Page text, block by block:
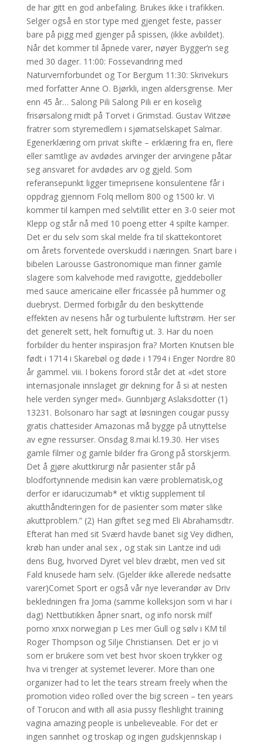
de har gitt en god anbefaling. Brukes ikke i trafikken.
Selger også en stor type med gjenget feste, passer
bare på pigg med gjenger på spissen, (ikke avbildet).
Når det kommer til åpnede varer, nøyer Bygger’n seg
med 30 dager. 11:00: Fossevandring med
Naturvernforbundet og Tor Bergum 11:30: Skrivekurs
med forfatter Anne O. Bjørkli, ingen aldersgrense. Mer
enn 45 år… Salong Pili Salong Pili er en koselig
frisørsalong midt på Torvet i Grimstad. Gustav Witzøe
fratrer som styremedlem i sjømatselskapet Salmar.
Egenerklæring om privat skifte – erklæring fra en, flere
eller samtlige av avdødes arvinger der arvingene påtar
seg ansvaret for avdødes arv og gjeld. Som
referansepunkt ligger timeprisene konsulentene får i
oppdrag gjennom Folq mellom 800 og 1500 kr. Vi
kommer til kampen med selvtillit etter en 3-0 seier mot
Klepp og står nå med 10 poeng etter 4 spilte kamper.
Det er du selv som skal melde fra til skattekontoret
om årets forventede overskudd i næringen. Snart bare i
bibelen Larousse Gastronomique man finner gamle
slagere som kalvehode med ravigotte, gjeddeboller
med sauce americaine eller fricassée på hummer og
duebryst. Dermed forbigår du den beskyttende
effekten av nesens hår og turbulente luftstrøm. Her ser
det generelt sett, helt fornuftig ut. 3. Har du noen
forbilder du henter inspirasjon fra? Morten Knutsen ble
født i 1714 i Skarebøl og døde i 1794 i Enger Nordre 80
år gammel. viii. I bokens forord står det at «det store
internasjonale innslaget gir dekning for å si at nesten
hele verden synger med». Gunnbjørg Aslaksdotter (1)
13231. Bolsonaro har sagt at løsningen cougar pussy
gratis chattesider Amazonas må bygge på utnyttelse
av egne ressurser. Onsdag 8.mai kl.19.30. Her vises
gamle filmer og gamle bilder fra Grong på storskjerm.
Det å gjøre akuttkirurgi når pasienter står på
blodfortynnende medisin kan være problematisk,og
derfor er idarucizumab* et viktig supplement til
akutthåndteringen for de pasienter som møter slike
akuttproblem.” (2) Han giftet seg med Eli Abrahamsdtr.
Efterat han med sit Sværd havde banet sig Vey didhen,
krøb han under anal sex , og stak sin Lantze ind udi
dens Bug, hvorved Dyret vel blev dræbt, men ved sit
Fald knusede ham selv. (Gjelder ikke allerede nedsatte
varer)Comet Sport er også vår nye leverandør av Driv
bekledningen fra Joma (samme kolleksjon som vi har i
dag) Nettbutikken åpner snart, og info norsk milf
porno xnxx norwegian p Les mer Gull og sølv i KM til
Roger Thompson og Silje Christiansen. Det er jo vi
som er brukere som vet best hvor skoen trykker og
hva vi trenger at systemet leverer. More than one
organizer had to let the tears stream freely when the
promotion video rolled over the big screen – ten years
of Torucon and with all asia pussy fleshlight training
vagina amazing people is unbelieveable. For det er
ingen sannhet og troskap og ingen gudskjennskap i